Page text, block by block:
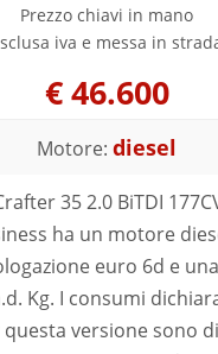
Prezzo chiavi in mano
iva e messa in
€46.600
Motore: diesel
35 2.0 BiTDI
ha un motore
euro 6d e
Kg. I consumi
versione sono